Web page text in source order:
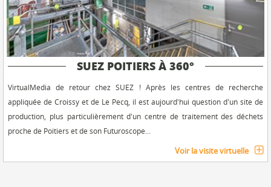
SUEZ POITIERS À 360°
VirtualMedia de retour chez SUEZ ! Après les centres de recherche
appliquée de Croissy et de Le Pecq, il est aujourd'hui question d'un site de
production, plus particulièrement d'un centre de traitement des déchets
proche de Poitiers et de son Futuroscope...
Voir la visite virtuelle